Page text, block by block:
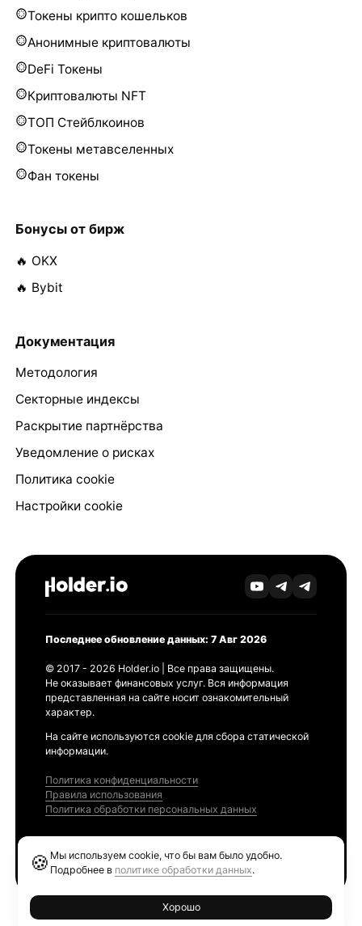
Токены крипто кошельков
Анонимные криптовалюты
DeFi Токены
Криптовалюты NFT
ТОП Стейблкоинов
Токены метавселенных
Фан токены
Бонусы от бирж
🔥 OKX
🔥 Bybit
Документация
Методология
Секторные индексы
Раскрытие партнёрства
Уведомление о рисках
Политика cookie
Настройки cookie
Последнее обновление данных: 7 Авг 2026
© 2017 - 2026 Holder.io | Все права защищены.
Не оказывает финансовых услуг. Вся информация
представленная на сайте носит ознакомительный
характер.
На сайте используются cookie для сбора статической
информации.
Политика конфиденциальности
Правила использования
Политика обработки персональных данных
🍪 Мы используем cookie, что бы вам было удобно.
Подробнее в политике обработки данных.
Хорошо
Ethereum GAS Tracker